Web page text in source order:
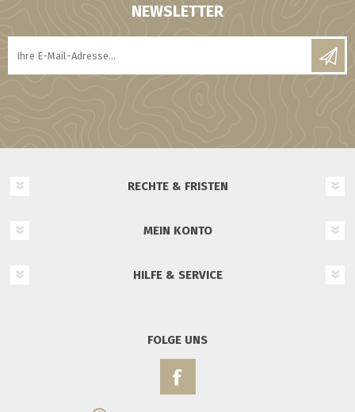
NEWSLETTER
RECHTE & FRISTEN
MEIN KONTO
HILFE & SERVICE
FOLGE UNS